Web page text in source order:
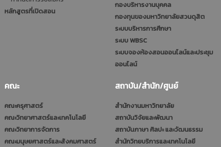
หลักสูตรที่เปิดสอน
กองบริหารงานบุคคล
กองทุนของมหาวิทยาลัยสวนดุสิต
ระบบบริหารการศึกษา
ระบบ WBSC
ระบบจองห้องสอนออนไลน์และประชุม
ออนไลน์
คณะ
คณะครุศาสตร์
คณะวิทยาศาสตร์และเทคโนโลยี
คณะวิทยาการจัดการ
คณะมนุษยศาสตร์และสังคมศาสตร์
สถาบัน/สำนัก/ศูนย์
สำนักงานมหาวิทยาลัย
สถาบันวิจัยและพัฒนา
สถาบันภาษา ศิลปะ และวัฒนธรรม
สำนักวิทยบริการและเทคโนโลยี